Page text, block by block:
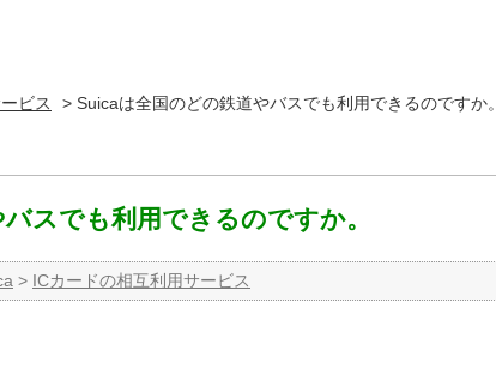
ビス > Suicaは全国のどの鉄道やバスでも利用できるのですか。
スでも利用できるのですか。
> ICカードの相互利用サービス